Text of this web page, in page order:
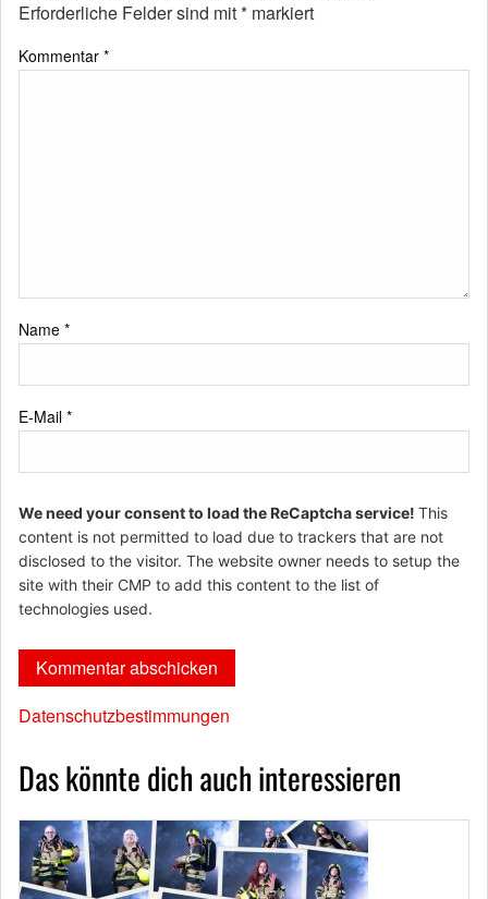
Erforderliche Felder sind mit* markiert
Kommentar *
Name *
E-Mail *
We need your consent to load the ReCaptcha service! This
content is not permitted to load due to trackers that are not
disclosed to the visitor. The website owner needs to setup the
site with their CMP to add this content to the list of
technologies used.
Datenschutzbestimmungen
Das könnte dich auch interessieren